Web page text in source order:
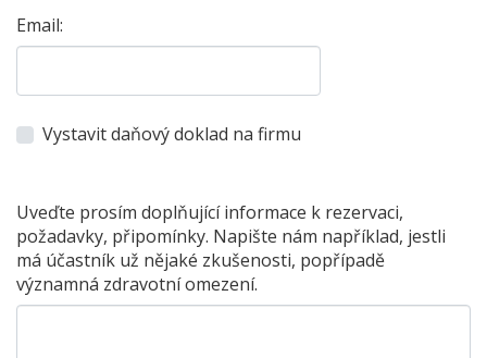
Email:
Vystavit daňový doklad na firmu
Uveďte prosím doplňující informace k rezervaci,
požadavky, připomínky. Napište nám například, jestli
má účastník už nějaké zkušenosti, popřípadě
významná zdravotní omezení.